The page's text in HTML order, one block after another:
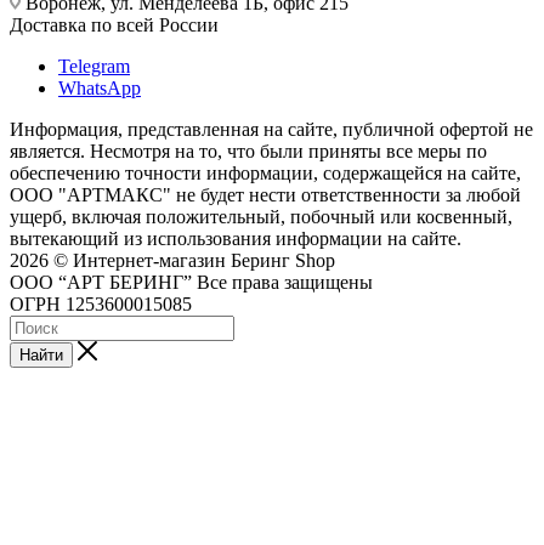
Доставка по всей России
Telegram
WhatsApp
Информация, представленная на сайте, публичной офертой не
является. Несмотря на то, что были приняты все меры по
обеспечению точности информации, содержащейся на сайте,
ООО "АРТМАКС" не будет нести ответственности за любой
ущерб, включая положительный, побочный или косвенный,
вытекающий из использования информации на сайте.
2026 © Интернет-магазин Беринг Shop
ООО “АРТ БЕРИНГ” Все права защищены
ОГРН 1253600015085
Найти